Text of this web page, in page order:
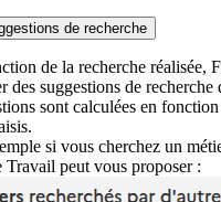
de recherche
de la recherche réalisée,
des suggestions de recherche
sont calculées en
si vous cherchez un
Travail peut vous proposer :